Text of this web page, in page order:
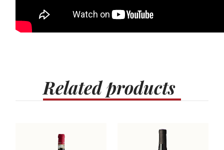
Relatedproducts